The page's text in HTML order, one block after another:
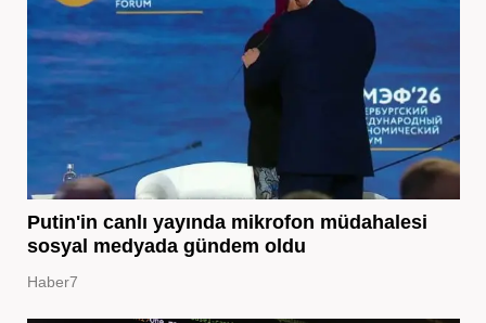
Putin'in canlı yayında mikrofon müdahalesi
sosyal medyada gündem oldu
Haber7